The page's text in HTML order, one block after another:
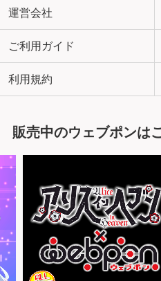
運営会社
ご利用ガイド
利用規約
販売中のウェブポンは